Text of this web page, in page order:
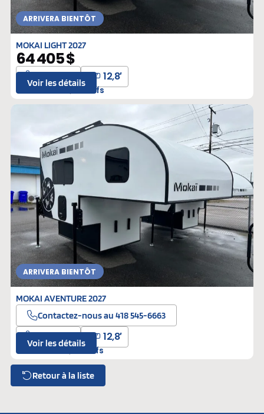
ARRIVERA BIENTÔT
MOKAI LIGHT 2027
64 405 $
1477 lbs 12,8′
B-4B3G80 Neufs
Voir les détails
ARRIVERA BIENTÔT
MOKAI AVENTURE 2027
Contactez-nous au 418 545-6663
1477 lbs 12,8′
B-4B3G55 Neufs
Voir les détails
Retour à la liste